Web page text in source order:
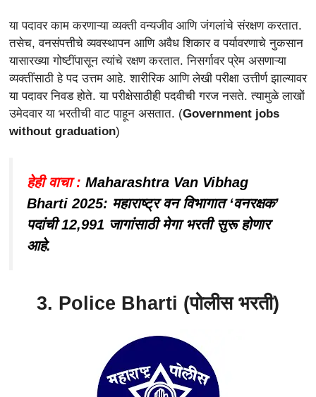
या पदावर काम करणाऱ्या व्यक्ती वन्यजीव आणि जंगलांचे संरक्षण करतात.
तसेच, वनसंपत्तीचे व्यवस्थापन आणि अवैध शिकार व पर्यावरणाचे नुकसान
यासारख्या गोष्टींपासून त्यांचे रक्षण करतात. निसर्गावर प्रेम असणाऱ्या
व्यक्तींसाठी हे पद उत्तम आहे. शारीरिक आणि लेखी परीक्षा उत्तीर्ण झाल्यावर
या पदावर निवड होते. या परीक्षेसाठीही पदवीची गरज नसते. त्यामुळे लाखों
उमेदवार या भरतीची वाट पाहून असतात. (Government jobs
without graduation)
हेही वाचा : Maharashtra Van Vibhag
Bharti 2025: महाराष्ट्र वन विभागात ‘वनरक्षक’
पदांची 12,991 जागांसाठी मेगा भरती सुरू होणार
आहे.
3. Police Bharti (पोलीस भरती)